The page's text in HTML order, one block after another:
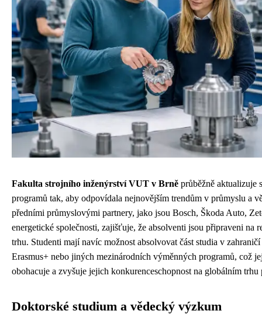
Fakulta strojního inženýrství VUT v Brně průběžně aktualizuje
programů tak, aby odpovídala nejnovějším trendům v průmyslu a
předními průmyslovými partnery, jako jsou Bosch, Škoda Auto,
energetické společnosti, zajišťuje, že absolventi jsou připraveni na
trhu. Studenti mají navíc možnost absolvovat část studia v
Erasmus+ nebo jiných mezinárodních výměnných programů, což
obohacuje a zvyšuje jejich konkurenceschopnost na globálním trhu
Doktorské studium a vědecký výzkum